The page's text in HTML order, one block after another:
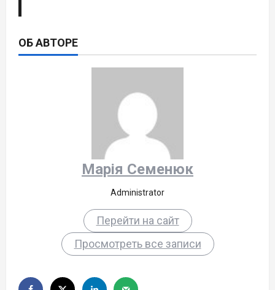
ОБ АВТОРЕ
Марія Семенюк
Administrator
Перейти на сайт
Просмотреть все записи